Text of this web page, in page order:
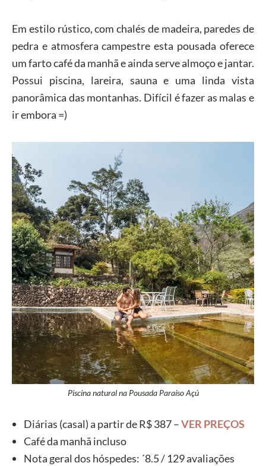
Em estilo rústico, com chalés de madeira, paredes de
pedra e atmosfera campestre esta pousada oferece
um farto café da manhã e ainda serve almoço e jantar.
Possui piscina, lareira, sauna e uma linda vista
panorâmica das montanhas. Difícil é fazer as malas e
ir embora =)
Piscina natural na Pousada Paraíso Açú
Diárias (casal) a partir de R$ 387 –VER PREÇOS
Café da manhã incluso
Nota geral dos hóspedes: ´8.5 / 129 avaliações